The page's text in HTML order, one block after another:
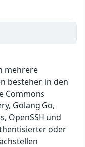
mehrere
bestehen in den
Commons
Golang Go,
OpenSSH und
oder